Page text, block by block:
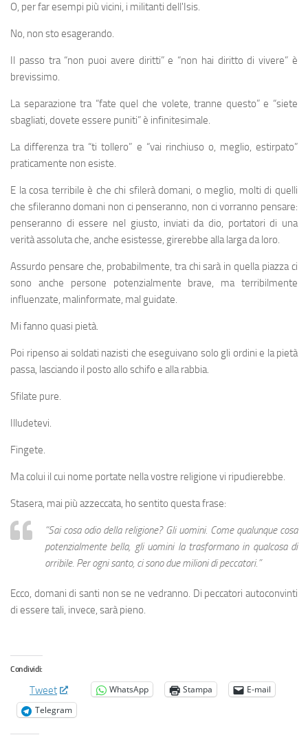
O, per far esempi più vicini, i militanti dell'Isis.
No, non sto esagerando.
Il passo tra “non puoi avere diritti” e “non hai diritto di vivere” è
brevissimo.
La separazione tra “fate quel che volete, tranne questo” e “siete
sbagliati, dovete essere puniti” è infinitesimale.
La differenza tra “ti tollero” e “vai rinchiuso o, meglio, estirpato”
praticamente non esiste.
E la cosa terribile è che chi sfilerà domani, o meglio, molti di quelli
che sfileranno domani non ci penseranno, non ci vorranno pensare:
penseranno di essere nel giusto, inviati da dio, portatori di una
verità assoluta che, anche esistesse, girerebbe alla larga da loro.
Assurdo pensare che, probabilmente, tra chi sarà in quella piazza ci
sono anche persone potenzialmente brave, ma terribilmente
influenzate, malinformate, mal guidate.
Mi fanno quasi pietà.
Poi ripenso ai soldati nazisti che eseguivano solo gli ordini e la pietà
passa, lasciando il posto allo schifo e alla rabbia.
Sfilate pure.
Illudetevi.
Fingete.
Ma colui il cui nome portate nella vostre religione vi ripudierebbe.
Stasera, mai più azzeccata, ho sentito questa frase:
“Sai cosa odio della religione? Gli uomini. Come qualunque cosa
potenzialmente bella, gli uomini la trasformano in qualcosa di
orribile. Per ogni santo, ci sono due milioni di peccatori.”
Ecco, domani di santi non se ne vedranno. Di peccatori autoconvinti
di essere tali, invece, sarà pieno.
Condividi:
Tweet WhatsApp Stampa
E-mail
Telegram